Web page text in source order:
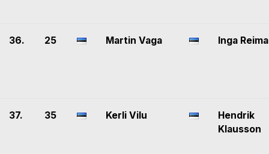
36. 25 Martin Vaga Inga
37. 35 Kerli Vilu
Hendrik
Klausson